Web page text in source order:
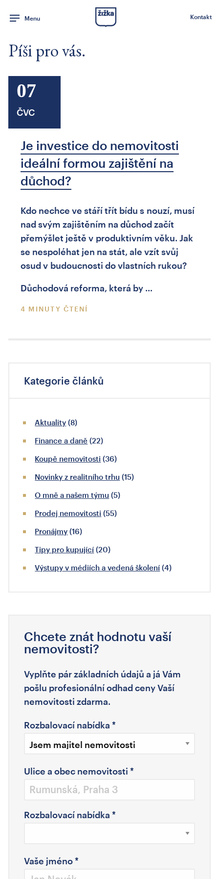
Menu Kontakt
Píši pro vás.
07
ČVC
Je investice do nemovitosti
ideální formou zajištění na
důchod?
Kdo nechce ve stáří třít bídu s nouzí, musí
nad svým zajištěním na důchod začít
přemýšlet ještě v produktivním věku. Jak
se nespoléhat jen na stát, ale vzít svůj
osud v budoucnosti do vlastních rukou?
Důchodová reforma, která by …
4 MINUTY ČTENÍ
Kategorie článků
Aktuality (8)
Finance a daně (22)
Koupě nemovitosti (36)
Novinky z realitního trhu (15)
O mně a našem týmu (5)
Prodej nemovitosti (55)
Pronájmy (16)
Tipy pro kupující (20)
Výstupy v médiích a vedená školení (4)
Chcete znát hodnotu vaší
nemovitosti?
Vyplňte pár základních údajů a já Vám
pošlu profesionální odhad ceny Vaší
nemovitosti zdarma.
Rozbalovací nabídka *
Ulice a obec nemovitosti *
Rozbalovací nabídka *
Vaše jméno*